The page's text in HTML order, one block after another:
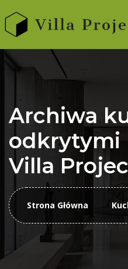
Archiwa
odkrytymi
Villa
Strona Główna